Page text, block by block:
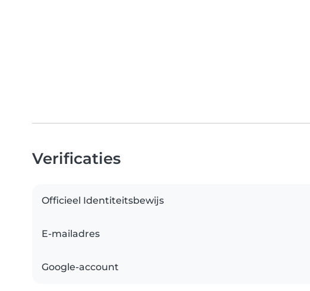
Verificaties
Officieel Identiteitsbewijs
E-mailadres
Google-account